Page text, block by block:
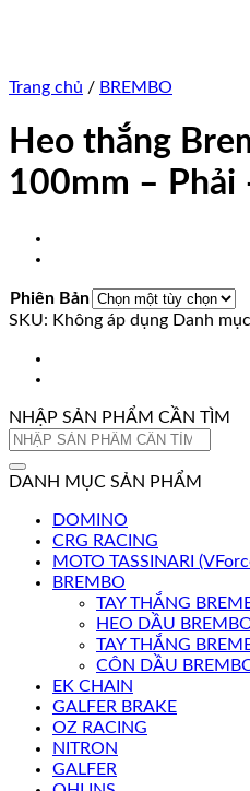
Trang chủ / BREMBO
Heo thắng
100mm –
Phiên Bản
SKU: Không áp dụng Danh
NHẬP SẢN PHẨM CẦN TÌM
Tìm
DANH MỤC SẢN PHẨM
DOMINO
CRG RACING
MOTO TASSINARI
BREMBO
TAY THẮNG
HEO DẦU
TAY THẮNG
CÔN DẦU
EK CHAIN
GALFER BRAKE
OZ RACING
NITRON
GALFER